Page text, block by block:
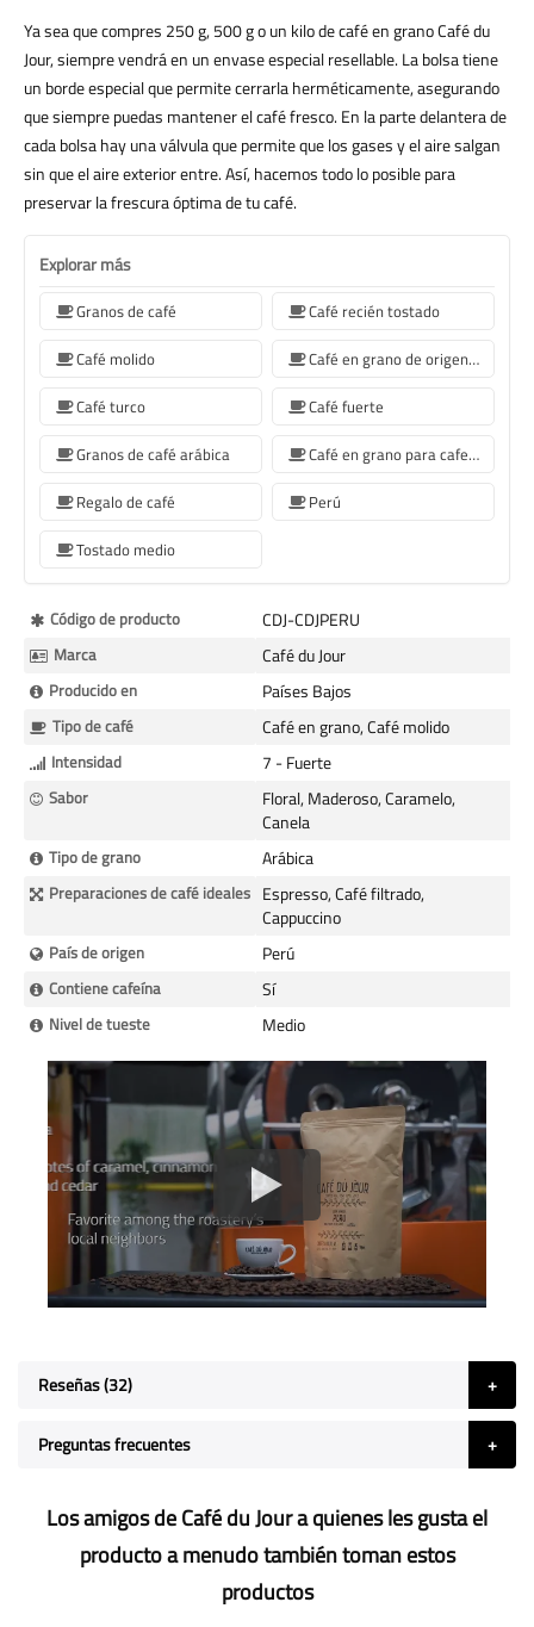
Ya sea que compres 250 g, 500 g o un kilo de café en grano Café du
Jour, siempre vendrá en un envase especial resellable. La bolsa tiene
un borde especial que permite cerrarla herméticamente, asegurando
que siempre puedas mantener el café fresco. En la parte delantera de
cada bolsa hay una válvula que permite que los gases y el aire salgan
sin que el aire exterior entre. Así, hacemos todo lo posible para
preservar la frescura óptima de tu café.
Explorar más
Granos de café
Café recién tostado
Café molido
Café en grano de origen único
Café turco
Café fuerte
Granos de café arábica
Café en grano para cafeteras Sage
Regalo de café
Perú
Tostado medio
Más
Información
Código de producto CDJ-CDJPERU
Marca Café du Jour
Producido en Países Bajos
Tipo de café Café en grano, Café molido
Intensidad 7 - Fuerte
Sabor
Floral, Maderoso, Caramelo,
Canela
Tipo de grano Arábica
Preparaciones de café ideales Espresso, Café filtrado,
Cappuccino
País de origen Perú
Contiene cafeína Sí
Nivel de tueste Medio
Reseñas 32
Preguntas frecuentes
Los amigos de Café du Jour a quienes les gusta el
producto a menudo también toman estos
productos